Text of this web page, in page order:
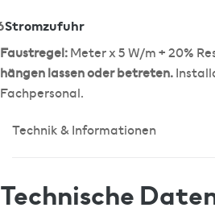
Stromzufuhr
Faustregel:Meter x 5 W/m + 20%
hängen lassen oder betreten.
Fachpersonal.
Technik & Informationen
Technische